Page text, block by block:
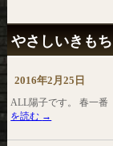
やさしいきもち
2016年2月25日
ALL陽子です。 春一
を読む →